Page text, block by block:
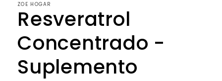
una
ventana
modal
ZOE HOGAR
Resveratrol
Concentrado -
Suplemento